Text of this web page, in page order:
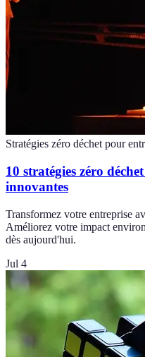
Stratégies zéro déchet pour
10 stratégies zéro
innovantes
Transformez votre entreprise
Améliorez votre impact
dès aujourd'hui.
Jul 4